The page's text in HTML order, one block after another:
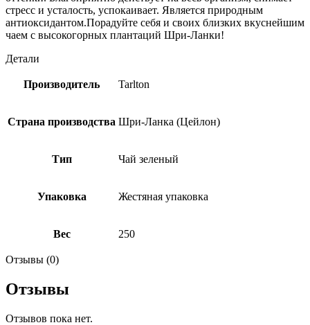
стресс и усталость, успокаивает. Является природным
антиоксидантом.Порадуйте себя и своих близких вкуснейшим
чаем с высокогорных плантаций Шри-Ланки!
Детали
Производитель Tarlton
Страна производства Шри-Ланка (Цейлон)
Тип Чай зеленый
Упаковка Жестяная упаковка
Вес 250
Отзывы (0)
Отзывы
Отзывов пока нет.